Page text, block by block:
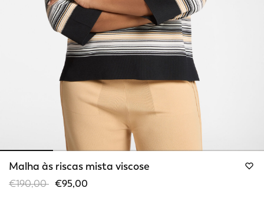
Malha às riscas mista viscose
Price reduced from
€190,00to€95,00